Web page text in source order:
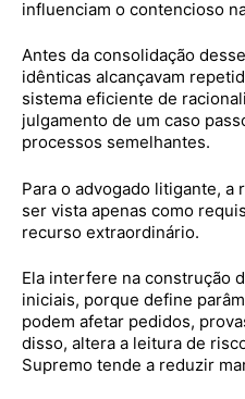
influenciam o contencioso
Antes da consolidação
idênticas alcançavam
sistema eficiente de
julgamento de um caso
processos semelhantes.
Para o advogado litigante, a
ser vista apenas como
recurso extraordinário.
Ela interfere na construção
iniciais, porque define
podem afetar pedidos,
disso, altera a leitura de
Supremo tende a reduzir